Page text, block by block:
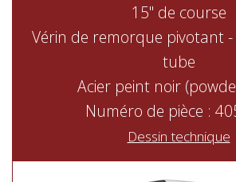
15" de course
Vérin de remorque pivotant
tube
Acier peint noir
Numéro de pièce :
Dessin technique